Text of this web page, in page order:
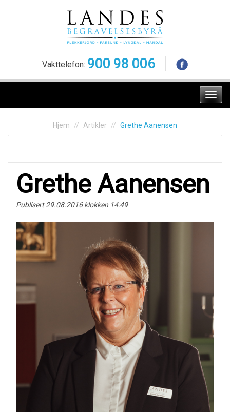
Vakttelefon: 900 98 006
Meny
Hjem Artikler Grethe Aanensen
Grethe Aanensen
Publisert 29.08.2016 klokken 14:49